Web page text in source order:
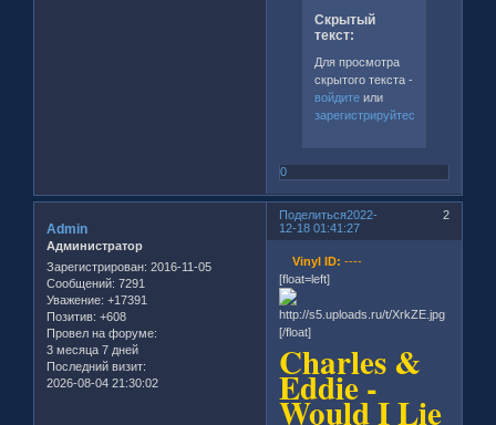
Скрытый
текст:
Для просмотра
скрытого текста -
войдитеили
зарегистрируйтесь
0
Поделиться 2
2022-
12-18 01:41:27
Admin
Администратор
Зарегистрирован: 2016-11-05
Сообщений: 7291
Уважение: +17391
Позитив: +608
Провел на форуме:
3 месяца 7 дней
Последний визит:
2026-08-04 21:30:02
Vinyl ID: ----
[float=left]
[/float]
Charles &
Eddie -
Would I Lie